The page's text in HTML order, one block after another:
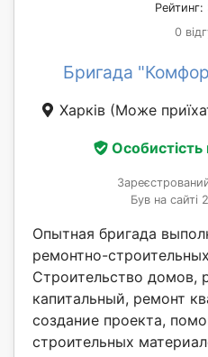
0
Бригада
Харків (Може
Був на сайті
Опытная бригада
ремонтно-
Строительство домов,
капитальный, ремонт
создание проекта,
строительных